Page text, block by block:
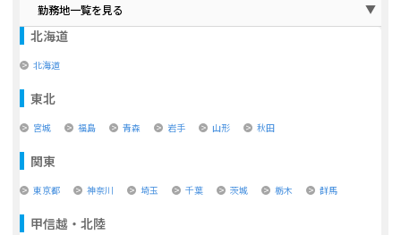
勤務地一覧を見る
北海道
北海道
東北
宮城 福島 青森 岩手 山形 秋田
関東
東京都 神奈川 埼玉 千葉 茨城 栃木 群馬
甲信越・北陸